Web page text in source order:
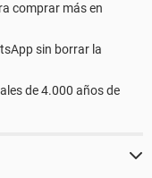
comprar más en
sin borrar la
de 4.000 años de